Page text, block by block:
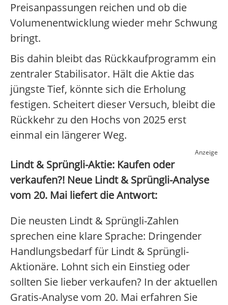
Preisanpassungen reichen und ob die
Volumenentwicklung wieder mehr Schwung
bringt.
Bis dahin bleibt das Rückkaufprogramm ein
zentraler Stabilisator. Hält die Aktie das
jüngste Tief, könnte sich die Erholung
festigen. Scheitert dieser Versuch, bleibt die
Rückkehr zu den Hochs von 2025 erst
einmal ein längerer Weg.
Anzeige
Lindt & Sprüngli-Aktie: Kaufen oder
verkaufen?! Neue Lindt & Sprüngli-Analyse
vom 20. Mai liefert die Antwort:
Die neusten Lindt & Sprüngli-Zahlen
sprechen eine klare Sprache: Dringender
Handlungsbedarf für Lindt & Sprüngli-
Aktionäre. Lohnt sich ein Einstieg oder
sollten Sie lieber verkaufen? In der aktuellen
Gratis-Analyse vom 20. Mai erfahren Sie